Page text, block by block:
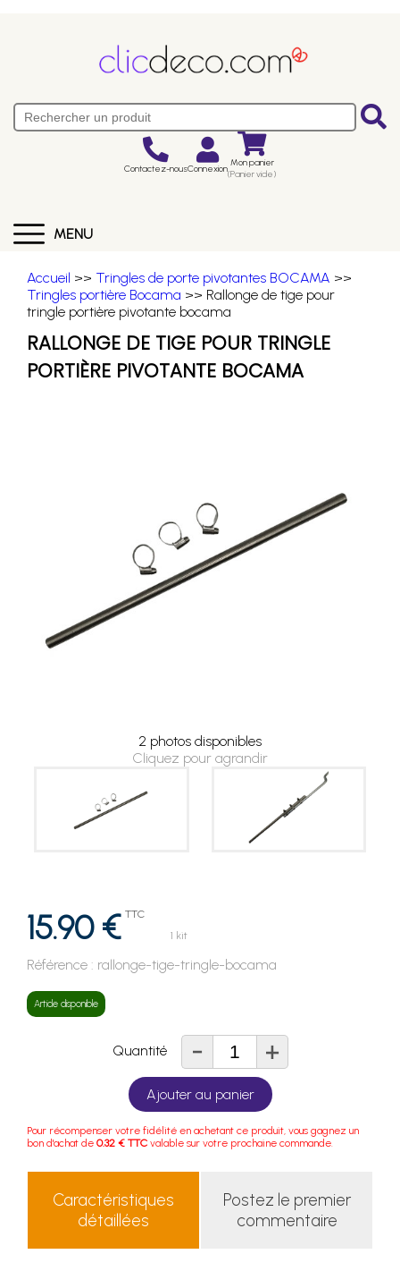
Contactez-nousConnexion Mon panier
(Panier vide)
MENU
Accueil >> Tringles de porte pivotantes BOCAMA >>
Tringles portière Bocama >> Rallonge de tige pour
tringle portière pivotante bocama
RALLONGE DE TIGE POUR TRINGLE
PORTIÈRE PIVOTANTE BOCAMA
2 photos disponibles
Cliquez pour agrandir
15.90 € TTC
1 kit
Référence : rallonge-tige-tringle-bocama
Article disponible
Quantité - +
Ajouter au panier
Pour récompenser votre fidélité en achetant ce produit, vous gagnez un
bon d'achat de 0.32 € TTC valable sur votre prochaine commande.
Caractéristiques
détaillées
Postez le premier
commentaire